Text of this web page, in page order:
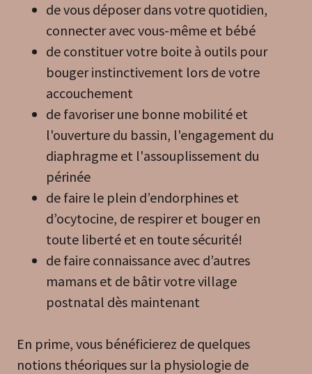
de vous déposer dans votre quotidien,
connecter avec vous-même et bébé
de constituer votre boite à outils pour
bouger instinctivement lors de votre
accouchement
de favoriser une bonne mobilité et
l'ouverture du bassin, l'engagement du
diaphragme et l'assouplissement du
périnée
de faire le plein d’endorphines et
d’ocytocine, de respirer et bouger en
toute liberté et en toute sécurité!
de faire connaissance avec d’autres
mamans et de bâtir votre village
postnatal dès maintenant
En prime, vous bénéficierez de quelques
notions théoriques sur la physiologie de